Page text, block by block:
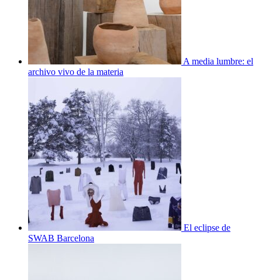
A media lumbre: el
archivo vivo de la materia
El eclipse de
SWAB Barcelona